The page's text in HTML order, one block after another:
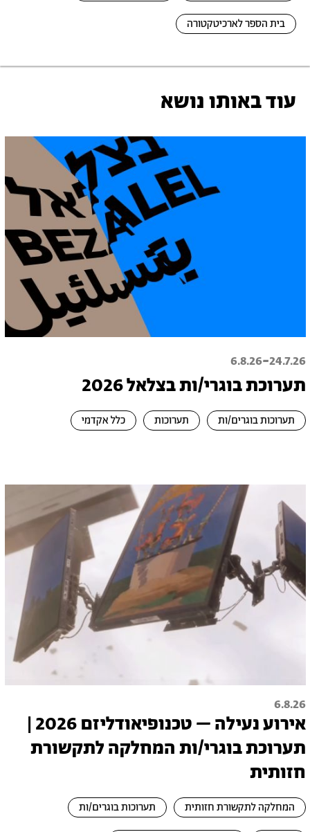
בית הספר לארכיטקטורה
עוד באותו נושא
24.7.26
-
6.8.26
תערוכת בוגרי/ות בצלאל 2026
תערוכות בוגרים/ות תערוכות כלל אקדמי
6.8.26
אירוע נעילה – טכנופיאודליזם 2026 |
תערוכת בוגרי/ות המחלקה לתקשורת
חזותית
המחלקה לתקשורת חזותית תערוכות בוגרים/ות